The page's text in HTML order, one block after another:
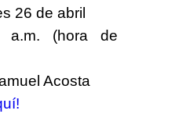
26 de abril
a.m. (hora de
Acosta